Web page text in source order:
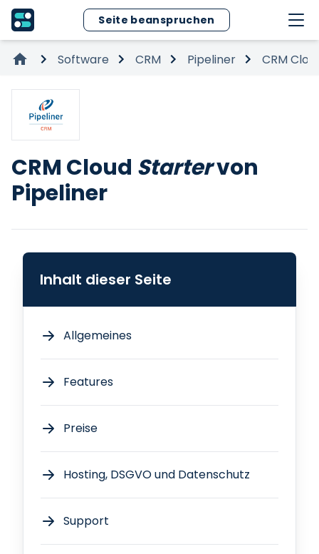
Seite beanspruchen
Software CRM Pipeliner CRM
CRM Cloud Startervon
Pipeliner
Inhalt dieser Seite
Allgemeines
Features
Preise
Hosting, DSGVO und Datenschutz
Support